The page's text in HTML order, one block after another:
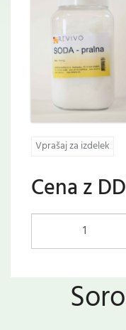
Vprašaj za izdelek
Cena z